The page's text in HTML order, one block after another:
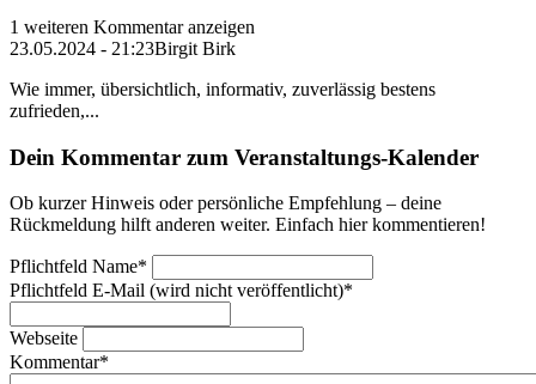
1 weiteren Kommentar anzeigen
23.05.2024 - 21:23Birgit Birk
Wie immer, übersichtlich, informativ, zuverlässig bestens
zufrieden,...
Dein Kommentar zum Veranstaltungs-Kalender
Ob kurzer Hinweis oder persönliche Empfehlung – deine
Rückmeldung hilft anderen weiter. Einfach hier kommentieren!
Pflichtfeld Name*
Pflichtfeld E-Mail (wird nicht veröffentlicht)*
Webseite
Kommentar*